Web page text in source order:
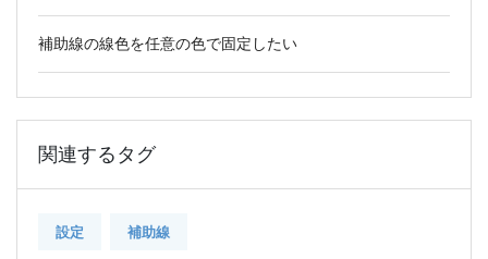
補助線の線色を任意の色で固定したい
関連するタグ
設定 補助線